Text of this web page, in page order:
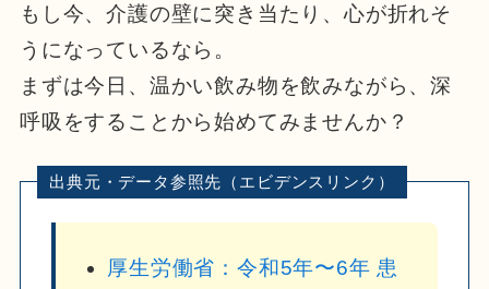
もし今、介護の壁に突き当たり、心が折れそ
うになっているなら。
まずは今日、温かい飲み物を飲みながら、深
呼吸をすることから始めてみませんか？
厚生労働省：令和5年〜6年 患